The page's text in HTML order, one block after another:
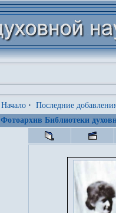
Начало · Последние
Фотоархив Библиотеки